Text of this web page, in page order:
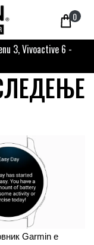
0
3, Vivoactive 6 -
Garmin е